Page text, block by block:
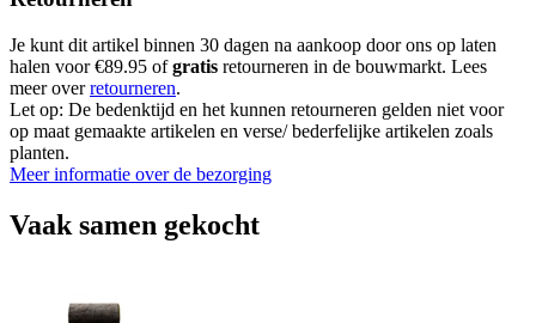
Je kunt dit artikel binnen 30 dagen na aankoop door ons op laten
halen voor €89.95 ofgratis retourneren in de bouwmarkt. Lees
meer overretourneren.
Let op: De bedenktijd en het kunnen retourneren gelden niet voor
op maat gemaakte artikelen en verse/ bederfelijke artikelen zoals
planten.
Meer informatie over de bezorging
Vaak samen gekocht